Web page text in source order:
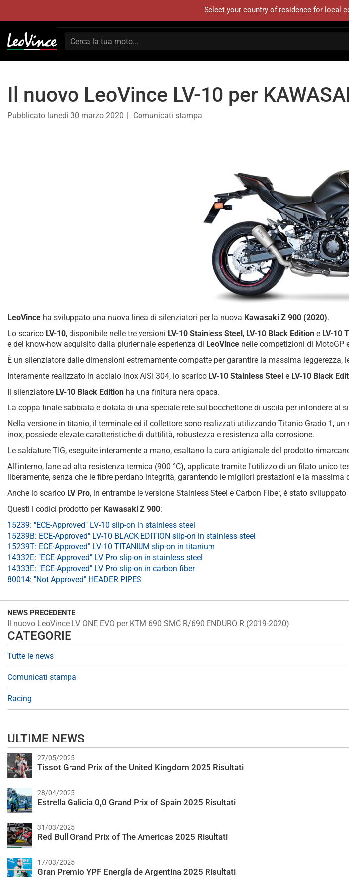
Select your country of residence for local
Il nuovo LeoVince LV-10 per
Pubblicato lunedì 30 marzo 2020 Comunicati stampa
LeoVince ha sviluppato una nuova linea di silenziatori per la nuova Kawasaki Z 900 (2020).
Lo scarico LV-10, disponibile nelle tre versioni LV-10 Stainless Steel, LV-10 Black Edition e LV-10
e del know-how acquisito dalla pluriennale esperienza di LeoVince nelle competizioni di MotoGP
È un silenziatore dalle dimensioni estremamente compatte per garantire la massima
Interamente realizzato in acciaio inox AISI 304, lo scarico LV-10 Stainless Steel e LV-10 Black
Il silenziatore LV-10 Black Edition ha una finitura nera opaca.
La coppa finale sabbiata è dotata di una speciale rete sul bocchettone di uscita per infondere al
Nella versione in titanio, il terminale ed il collettore sono realizzati utilizzando Titanio Grado 1,
inox, possiede elevate caratteristiche di duttilità, robustezza e resistenza alla corrosione.
Le saldature TIG, eseguite interamente a mano, esaltano la cura artigianale del prodotto
All'interno, lane ad alta resistenza termica (900 °C), applicate tramite l'utilizzo di un filato unico
liberamente, senza che le fibre perdano integrità, garantendo le migliori prestazioni e la massima
Anche lo scarico LV Pro, in entrambe le versione Stainless Steel e Carbon Fiber, è stato sviluppato
Questi i codici prodotto per Kawasaki Z 900:
15239: "ECE-Approved" LV-10 slip-on in stainless steel
15239B: ECE-Approved" LV-10 BLACK EDITION slip-on in stainless steel
15239T: ECE-Approved" LV-10 TITANIUM slip-on in titanium
14332E: "ECE-Approved" LV Pro slip-on in stainless steel
14333E: "ECE-Approved" LV Pro slip-on in carbon fiber
80014: "Not Approved" HEADER PIPES
NEWS PRECEDENTE
Il nuovo LeoVince LV ONE EVO per KTM 690 SMC R/690 ENDURO R (2019-2020)
CATEGORIE
Tutte le news
Comunicati stampa
Racing
ULTIME NEWS
27/05/2025
Tissot Grand Prix of the United Kingdom 2025 Risultati
28/04/2025
Estrella Galicia 0,0 Grand Prix of Spain 2025 Risultati
31/03/2025
Red Bull Grand Prix of The Americas 2025 Risultati
17/03/2025
Gran Premio YPF Energía de Argentina 2025 Risultati